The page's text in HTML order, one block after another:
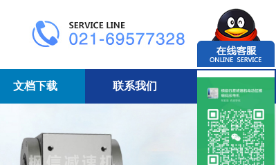
文档下载 联系我们